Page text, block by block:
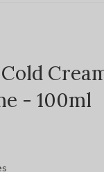
- 100ml